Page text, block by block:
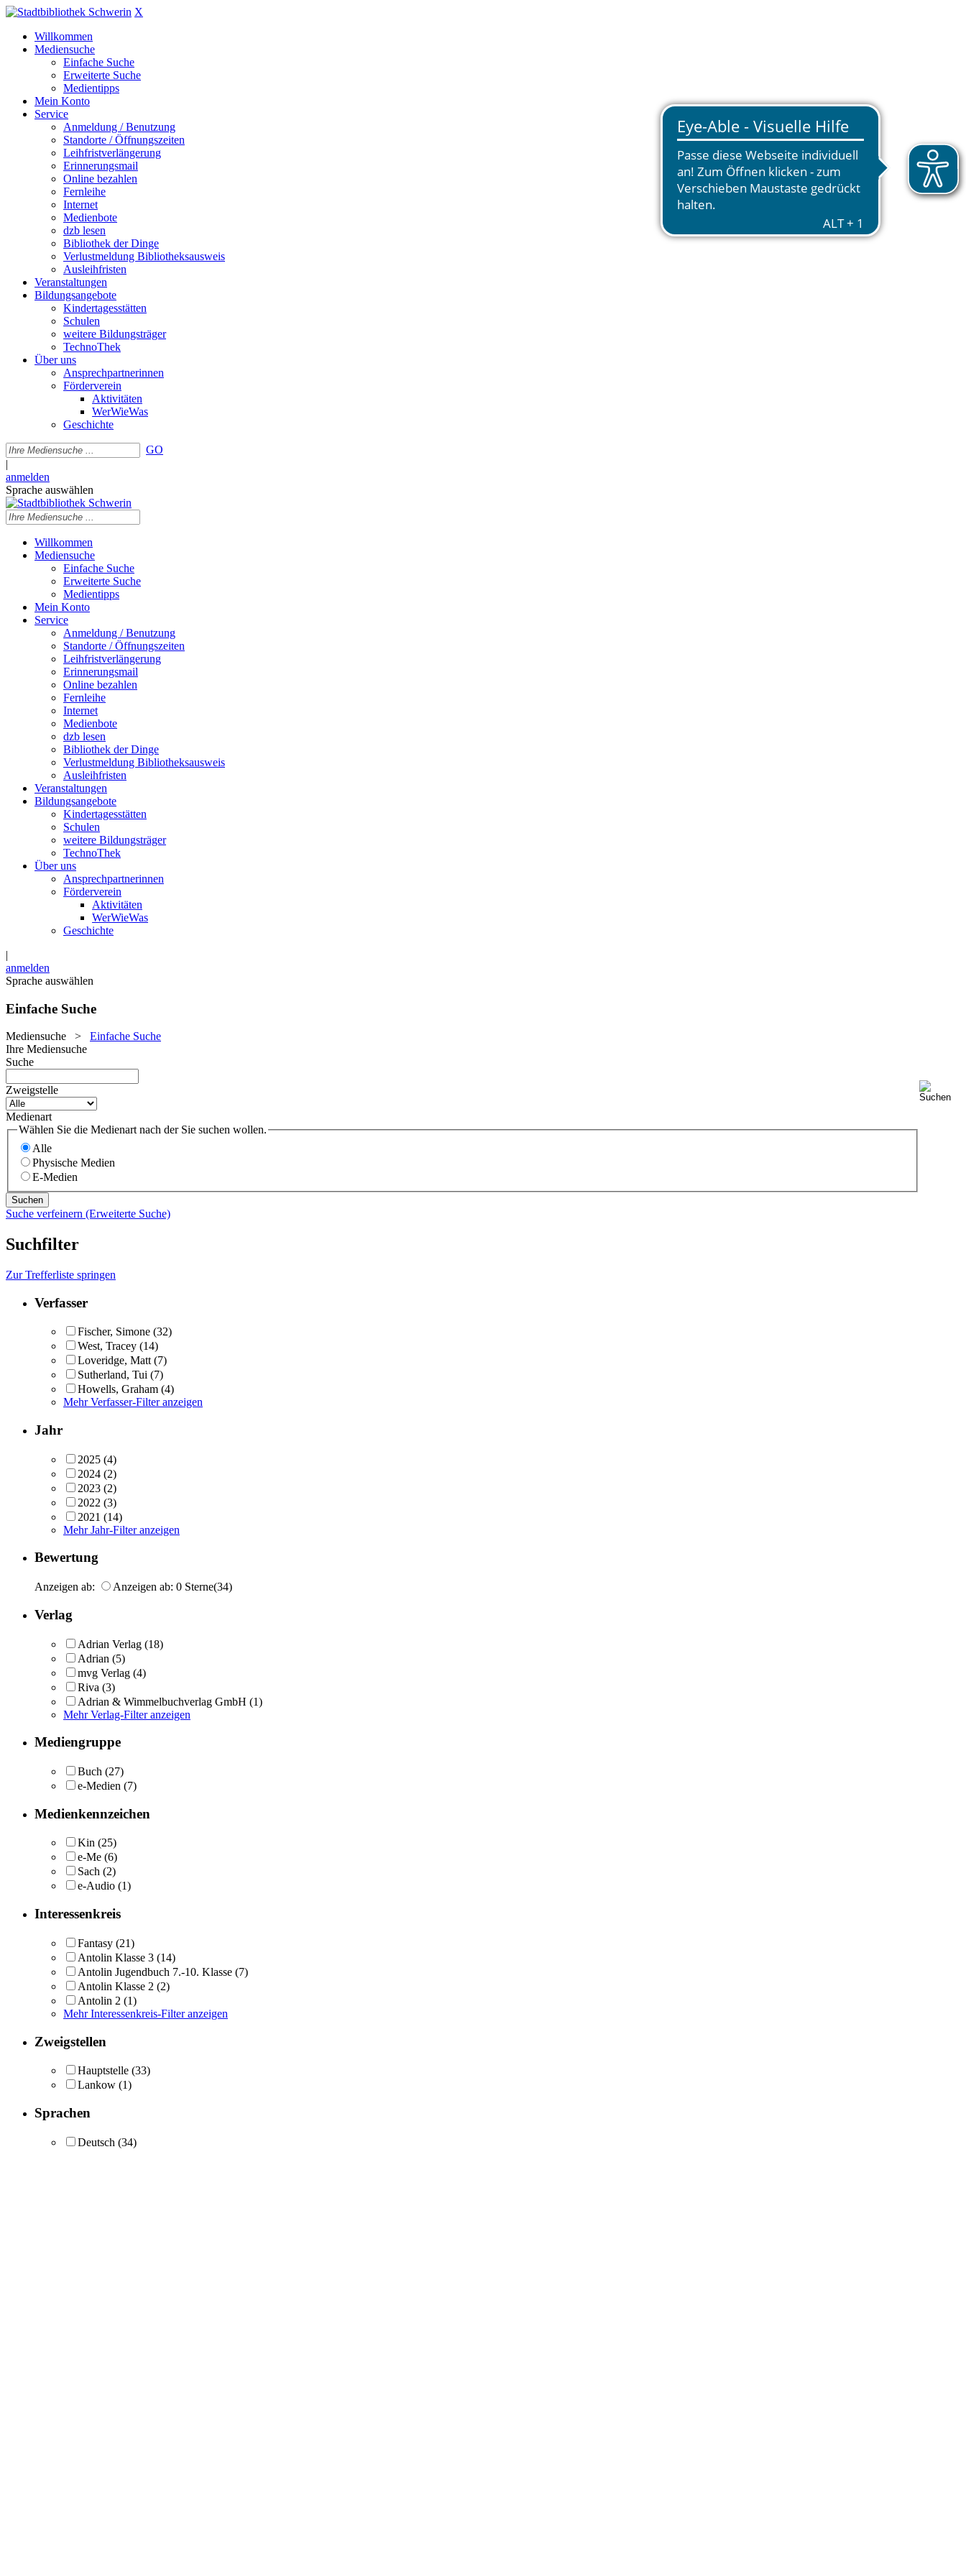
X
Willkommen
Mediensuche
Einfache Suche
Erweiterte Suche
Medientipps
Mein Konto
Service
Anmeldung / Benutzung
Standorte / Öffnungszeiten
Leihfristverlängerung
Erinnerungsmail
Online bezahlen
Fernleihe
Internet
Medienbote
dzb lesen
Bibliothek der Dinge
Verlustmeldung Bibliotheksausweis
Ausleihfristen
Veranstaltungen
Bildungsangebote
Kindertagesstätten
Schulen
weitere Bildungsträger
TechnoThek
Über uns
Ansprechpartnerinnen
Förderverein
Aktivitäten
WerWieWas
Geschichte
GO
|
anmelden
Sprache auswählen
Willkommen
Mediensuche
Einfache Suche
Erweiterte Suche
Medientipps
Mein Konto
Service
Anmeldung / Benutzung
Standorte / Öffnungszeiten
Leihfristverlängerung
Erinnerungsmail
Online bezahlen
Fernleihe
Internet
Medienbote
dzb lesen
Bibliothek der Dinge
Verlustmeldung Bibliotheksausweis
Ausleihfristen
Veranstaltungen
Bildungsangebote
Kindertagesstätten
Schulen
weitere Bildungsträger
TechnoThek
Über uns
Ansprechpartnerinnen
Förderverein
Aktivitäten
WerWieWas
Geschichte
|
anmelden
Sprache auswählen
Einfache Suche
Mediensuche > Einfache Suche
Ihre Mediensuche
Suche
Zweigstelle
Medienart
Wählen Sie die Medienart nach der Sie suchen wollen.
Alle
Physische Medien
E-Medien
Suche verfeinern (Erweiterte Suche)
Suchfilter
Zur Trefferliste springen
Verfasser
Fischer, Simone (32)
West, Tracey (14)
Loveridge, Matt (7)
Sutherland, Tui (7)
Howells, Graham (4)
Mehr Verfasser-Filter anzeigen
Jahr
2025 (4)
2024 (2)
2023 (2)
2022 (3)
2021 (14)
Mehr Jahr-Filter anzeigen
Bewertung
Anzeigen ab: Anzeigen ab: 0 Sterne(34)
Verlag
Adrian Verlag (18)
Adrian (5)
mvg Verlag (4)
Riva (3)
Adrian & Wimmelbuchverlag GmbH (1)
Mehr Verlag-Filter anzeigen
Mediengruppe
Buch (27)
e-Medien (7)
Medienkennzeichen
Kin (25)
e-Me (6)
Sach (2)
e-Audio (1)
Interessenkreis
Fantasy (21)
Antolin Klasse 3 (14)
Antolin Jugendbuch 7.-10. Klasse (7)
Antolin Klasse 2 (2)
Antolin 2 (1)
Mehr Interessenkreis-Filter anzeigen
Zweigstellen
Hauptstelle (33)
Lankow (1)
Sprachen
Deutsch (34)